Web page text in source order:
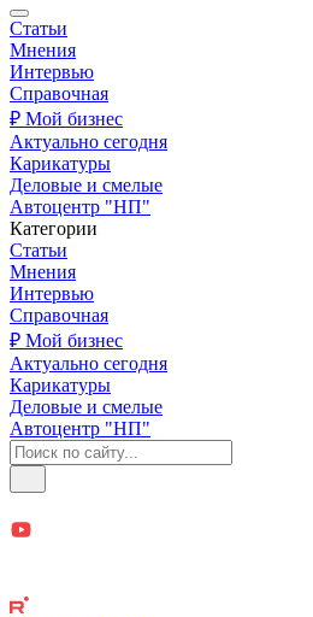
Статьи
Мнения
Интервью
Справочная
₽ Мой бизнес
Актуально сегодня
Карикатуры
Деловые и смелые
Автоцентр "НП"
Категории
Статьи
Мнения
Интервью
Справочная
₽ Мой бизнес
Актуально сегодня
Карикатуры
Деловые и смелые
Автоцентр "НП"